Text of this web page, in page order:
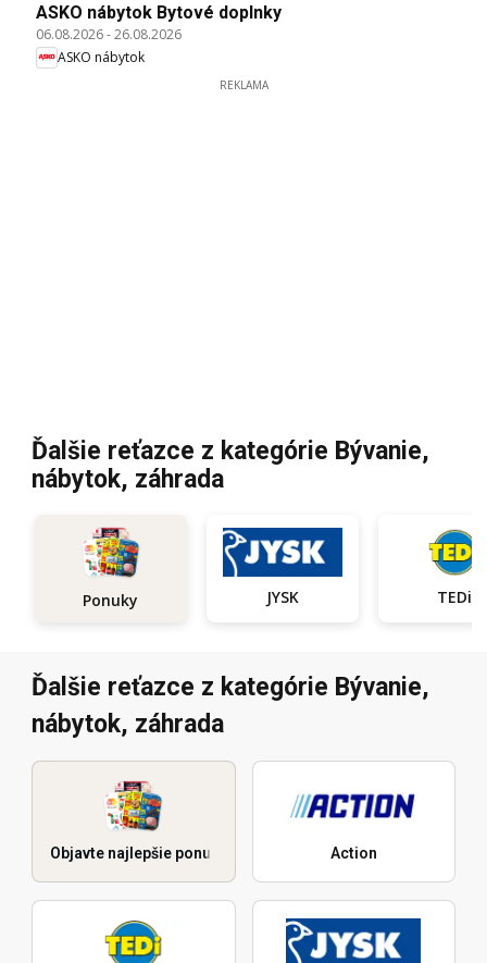
ASKO nábytok Bytové doplnky
06.08.2026-26.08.2026
ASKO nábytok
REKLAMA
Ďalšie reťazce z kategórie Bývanie,
nábytok, záhrada
Ponuky JYSK TEDi
Ďalšie reťazce z kategórie Bývanie,
nábytok, záhrada
Objavte najlepšie ponuky Action